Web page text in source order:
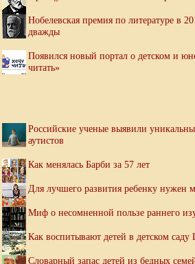
Нобелевская премия по литературе в
дважды
Появился новый портал о детском и
читать»
Российские ученые выявили
аутистов
Как менялась Барби за 57 лет
Для лучшего развития ребенку нужен
Миф о несомненной пользе раннего
Как воспитывают детей в детском саду
Словарный запас детей из бедных